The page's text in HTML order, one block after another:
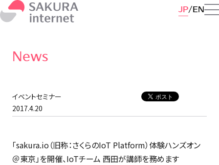
JP EN
News
イベントセミナー
2017.4.20
「sakura.io（旧称：さくらのIoT Platform）体験ハンズオン
＠東京」を開催、IoTチーム 西田が講師を務めます